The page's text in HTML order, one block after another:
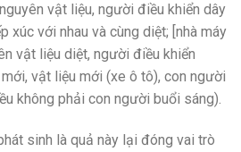
vật liệu, người điều khiển dây
xúc với nhau và cùng diệt; [nhà máy
vật liệu diệt, người điều khiển
vật liệu mới (xe ô tô), con người
không phải con người buổi sáng).
sinh là quả này lại đóng vai trò